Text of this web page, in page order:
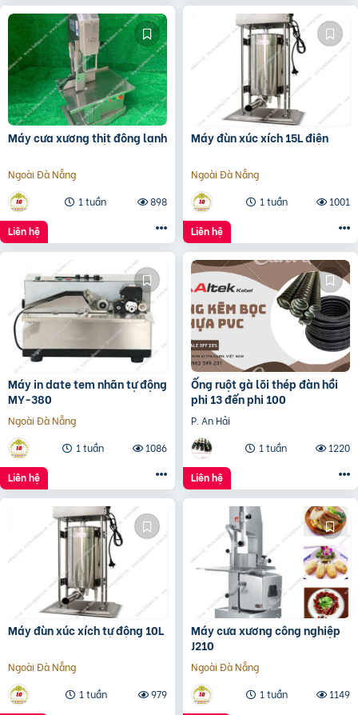
Máy cưa xương thịt đông lạnh
Ngoài Đà Nẵng
1 tuần
898
Liên hệ
Máy đùn xúc xích 15L điện
Ngoài Đà Nẵng
1 tuần
1001
Liên hệ
Máy in date tem nhãn tự động
MY-380
Ngoài Đà Nẵng
1 tuần
1086
Liên hệ
Ống ruột gà lõi thép đàn hồi
phi 13 đến phi 100
P. An Hải
1 tuần
1220
Liên hệ
Máy đùn xúc xích tự động 10L
Ngoài Đà Nẵng
1 tuần
979
Máy cưa xương công nghiệp
J210
Ngoài Đà Nẵng
1 tuần
1149